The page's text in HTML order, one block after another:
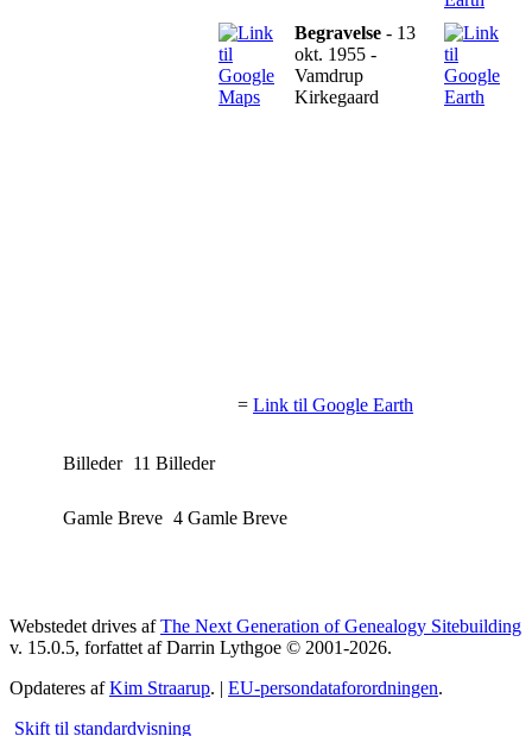
Begravelse - 13
okt. 1955 -
Vamdrup
Kirkegaard
= Link til Google Earth
Billeder 11 Billeder
Gamle Breve 4 Gamle Breve
Webstedet drives afThe Next Generation of Genealogy Sitebuilding
v. 15.0.5, forfattet af Darrin Lythgoe © 2001-2026.
Opdateres afKim Straarup. | EU-persondataforordningen.
Skift til standardvisning